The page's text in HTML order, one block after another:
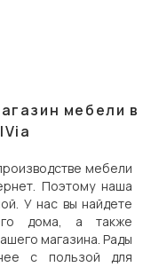
мебели в
мебели
Поэтому наша
У нас вы найдете
дома, а также
магазина. Рады
с пользой для